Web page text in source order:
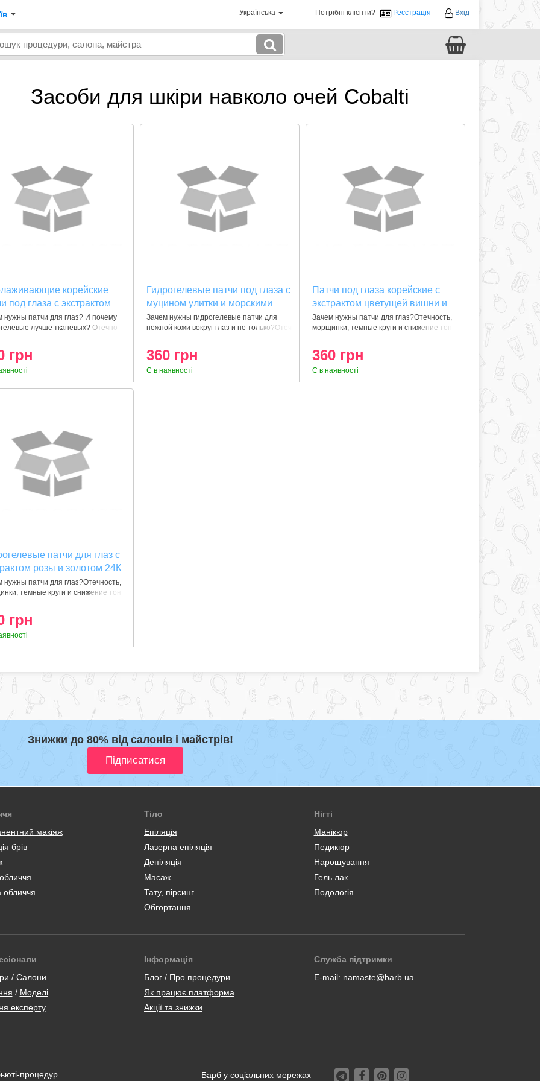
Українська Потрібні клієнти? Реєстрація Вхід
Засоби для шкіри навколо очей Cobalti
корейские
под глаза с экстрактом
трюфеля и золотом
Black Truffle 60 шт
нужны патчи для глаз? И почему
лучше тканевых? Отечно
грн
Гидрогелевые патчи под глаза с
муцином улитки и морскими
водорослями Cobalti Green
Snail Aqua 60 шт
Зачем нужны гидрогелевые патчи для
нежной кожи вокруг глаз и не только?Отеч
360 грн
Є в наявності
Патчи под глаза корейские с
экстрактом цветущей вишни и
золотом 24К Cobalti Cherry
Blossom 60 шт (90 г)
Зачем нужны патчи для глаз?Отечность,
морщинки, темные круги и снижение тон
360 грн
Є в наявності
патчи для глаз с
розы и золотом 24К
Rose Gold 60 шт
нужны патчи для глаз?Отечность,
темные круги и снижение тон
грн
Знижки до 80% від салонів і майстрів!
макіяж
брів
обличчя
Тіло
Епіляція
Лазерна епіляція
Депіляція
Масаж
Тату, пірсинг
Обгортання
Нігті
Манікюр
Педикюр
Нарощування
Гель лак
Подологія
/ Салони
/ Моделі
експерту
Інформація
Блог / Про процедури
Як працює платформа
Акції та знижки
Служба підтримки
E-mail: namaste@barb.ua
процедур Барб у соціальних мережах